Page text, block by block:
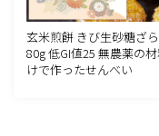
玄米煎餅 きび生砂糖ざ
80g 低GI値25 無農薬の
けで作ったせんべい